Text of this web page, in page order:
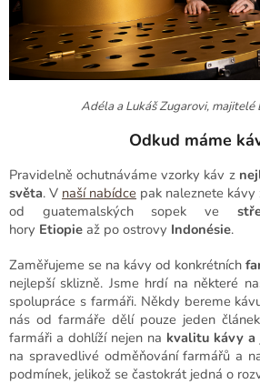
Adéla a Lukáš Zugarovi, majitelé
Odkud máme
Pravidelně ochutnáváme vzorky káv z
světa. V naší nabídce pak naleznete
od guatemalských sopek ve
hory Etiopie až po ostrovy Indonésie.
Zaměřujeme se na kávy od konkrétních
nejlepší sklizně. Jsme hrdí na některé
spolupráce s farmáři. Někdy bereme
nás od farmáře dělí pouze jeden
farmáři a dohlíží nejen na kvalitu kávy a
na spravedlivé odměňování farmářů a
podmínek, jelikož se častokrát jedná o